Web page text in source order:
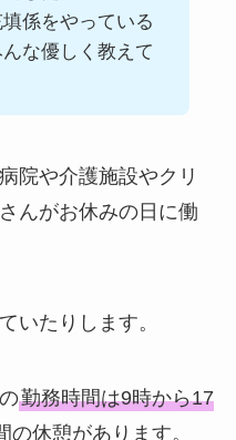
係をやっている
な優しく教えて
院や介護施設やクリ
んがお休みの日に働
いたりします。
勤務時間は9時から17
休憩があります。